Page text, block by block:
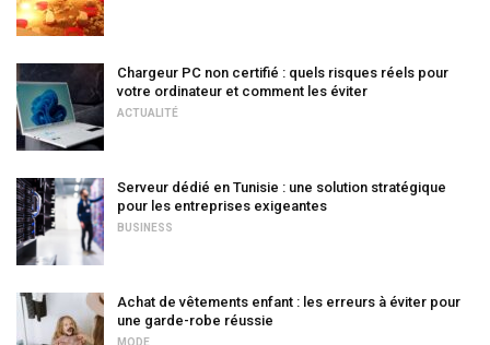
Chargeur PC non certifié : quels risques réels pour
votre ordinateur et comment les éviter
ACTUALITÉ
Serveur dédié en Tunisie : une solution stratégique
pour les entreprises exigeantes
BUSINESS
Achat de vêtements enfant : les erreurs à éviter pour
une garde-robe réussie
MODE